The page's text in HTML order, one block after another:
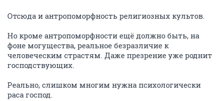
Отсюда и антропоморфность религиозных культов.
Но кроме антропоморфности ещё должно быть, на
фоне могущества, реальное безразличие к
человеческим страстям. Даже презрение уже роднит
господствующих.
Реально, слишком многим нужна психологически
раса господ.